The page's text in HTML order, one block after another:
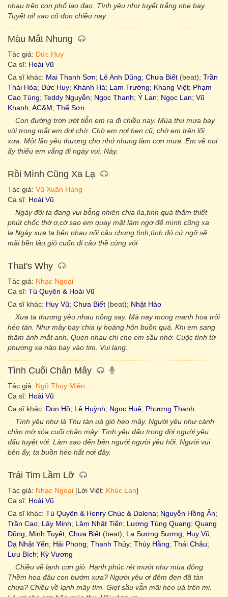
nhau trên con phố lao đao. Tình yêu như tuyết trắng nhẹ bay.
Tuyết ơi! sao cô đơn chiều nay.
Màu Mắt Nhung
Tác giả: Đức Huy
Ca sĩ: Hoài Vũ
Ca sĩ khác: Mai Thanh Sơn; Lê Anh Dũng; Chưa Biết (beat); Trần
Thái Hòa; Đức Huy; Khánh Hà; Lam Trường; Khang Việt; Phạm
Cao Tùng; Teddy Nguyễn; Ngọc Thanh; Ý Lan; Ngọc Lan; Vũ
Khanh; AC&M; Thế Sơn
Con đường trơn ướt tiễn em ra đi chiều nay. Mùa thu mưa bay
vùi trong mắt em đợi chờ. Chờ em nơi hẹn cũ, chờ em trên lối
xưa. Một lần yêu thương cho nhớ nhung làm cơn mưa. Em về nơi
ấy thiếu em vắng đi ngày vui. Này.
Rồi Mình Cũng Xa Lạ
Tác giả: Vũ Xuân Hùng
Ca sĩ: Hoài Vũ
Ngày đôi ta đang vui bỗng nhiên chia lìa,tình quá thắm thiết
phút chốc thờ ơ,cớ sao em quay mặt làm ngơ để mình cũng xa
lạ.Ngày xưa ta bên nhau nối câu chung tình,tình đó cứ ngỡ sẽ
mãi bền lâu,gió cuốn đi câu thề cùng với
That's Why
Tác giả: Nhạc Ngoại
Ca sĩ: Tú Quyên & Hoài Vũ
Ca sĩ khác: Huy Vũ; Chưa Biết (beat); Nhật Hào
Xưa ta thương yêu nhau nồng say. Mà nay mong manh hoa trôi
héo tàn. Như mây bay chia ly hoàng hôn buồn quá. Khi em sang
thăm ánh mắt anh. Quen nhau chi cho em sầu nhớ. Cuộc tình từ
phương xa nào bay vào tim. Vui lang.
Tình Cuối Chân Mây
Tác giả: Ngô Thụy Miên
Ca sĩ: Hoài Vũ
Ca sĩ khác: Don Hồ; Lê Huỳnh; Ngọc Huệ; Phương Thanh
Tình yêu như lá Thu tàn uá gió heo mây. Người yêu như cánh
chim mờ xóa cuối chân mây. Tình yêu dấu trong đời người yêu
dấu tuyệt vời. Làm sao đến bên người người yêu hỡi. Người vui
bên ấy, ta buồn héo hắt nơi đây.
Trái Tim Lầm Lỡ
Tác giả: Nhạc Ngoại [Lời Việt: Khúc Lan]
Ca sĩ: Hoài Vũ
Ca sĩ khác: Tú Quyên & Henry Chúc & Dalena; Nguyễn Hồng Ân;
Trần Cao; Lây Minh; Lâm Nhật Tiến; Lương Tùng Quang; Quang
Dũng; Minh Tuyết; Chưa Biết (beat); La Sương Sương; Huy Vũ;
Dạ Nhật Yến; Hải Phong; Thanh Thủy; Thúy Hằng; Thái Châu;
Lưu Bích; Kỳ Vương
Chiều về lạnh cơn gió. Hạnh phúc rét mướt như mùa đông.
Thềm hoa đâu con bướm xưa? Người yêu ơi đêm đen đã tàn
chưa? Chiều về lạnh mây tím. Giọt sầu vẫn mãi héo uá trên mi.